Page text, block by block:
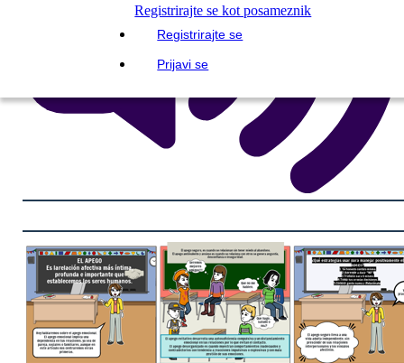
Registrirajte se kot posameznik
Registrirajte se
Prijavi se